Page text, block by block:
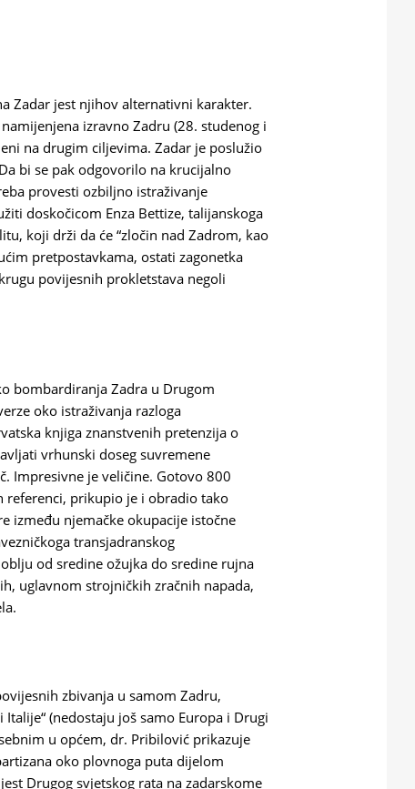
Zadar jest njihov alternativni karakter.
izravno Zadru (28. studenog i
na drugim ciljevima. Zadar je poslužio
bi se pak odgovorilo na krucijalno
provesti ozbiljno istraživanje
doskočicom Enza Bettize, talijanskoga
koji drži da će “zločin nad Zadrom, kao
pretpostavkama, ostati zagonetka
povijesnih prokletstava negoli
bombardiranja Zadra u Drugom
oko istraživanja razloga
knjiga znanstvenih pretenzija o
vrhunski doseg suvremene
Impresivne je veličine. Gotovo 800
referenci, prikupio je i obradio tako
između njemačke okupacije istočne
transjadranskog
od sredine ožujka do sredine rujna
uglavnom strojničkih zračnih napada,
zbivanja u samom Zadru,
(nedostaju još samo Europa i Drugi
u općem, dr. Pribilović prikazuje
oko plovnoga puta dijelom
Drugog svjetskog rata na zadarskome